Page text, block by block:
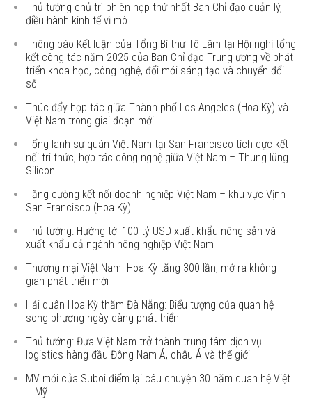
Thủ tướng chủ trì phiên họp thứ nhất Ban Chỉ đạo quản lý,
điều hành kinh tế vĩ mô
Thông báo Kết luận của Tổng Bí thư Tô Lâm tại Hội nghị tổng
kết công tác năm 2025 của Ban Chỉ đạo Trung ương về phát
triển khoa học, công nghệ, đổi mới sáng tạo và chuyển đổi
số
Thúc đẩy hợp tác giữa Thành phố Los Angeles (Hoa Kỳ) và
Việt Nam trong giai đoạn mới
Tổng lãnh sự quán Việt Nam tại San Francisco tích cực kết
nối tri thức, hợp tác công nghệ giữa Việt Nam – Thung lũng
Silicon
Tăng cường kết nối doanh nghiệp Việt Nam – khu vực Vịnh
San Francisco (Hoa Kỳ)
Thủ tướng: Hướng tới 100 tỷ USD xuất khẩu nông sản và
xuất khẩu cả ngành nông nghiệp Việt Nam
Thương mại Việt Nam- Hoa Kỳ tăng 300 lần, mở ra không
gian phát triển mới
Hải quân Hoa Kỳ thăm Đà Nẵng: Biểu tượng của quan hệ
song phương ngày càng phát triển
Thủ tướng: Đưa Việt Nam trở thành trung tâm dịch vụ
logistics hàng đầu Đông Nam Á, châu Á và thế giới
MV mới của Suboi điểm lại câu chuyện 30 năm quan hệ Việt
– Mỹ